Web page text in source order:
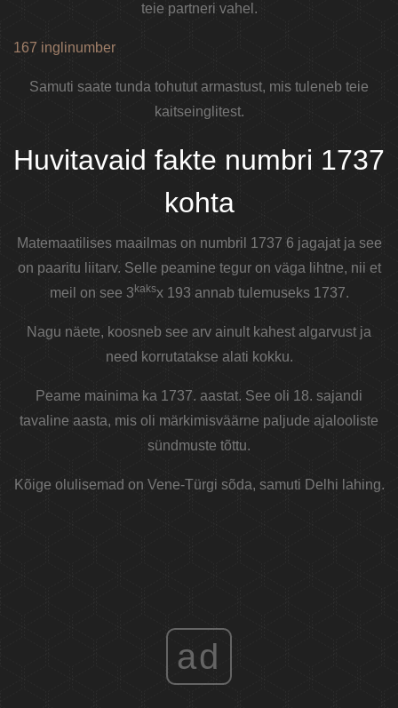
teie partneri vahel.
167 inglinumber
Samuti saate tunda tohutut armastust, mis tuleneb teie
kaitseinglitest.
Huvitavaid fakte numbri 1737
kohta
Matemaatilises maailmas on numbril 1737 6 jagajat ja see
on paaritu liitarv. Selle peamine tegur on väga lihtne, nii et
meil on see 3 kaksx 193 annab tulemuseks 1737.
Nagu näete, koosneb see arv ainult kahest algarvust ja
need korrutatakse alati kokku.
Peame mainima ka 1737. aastat. See oli 18. sajandi
tavaline aasta, mis oli märkimisväärne paljude ajalooliste
sündmuste tõttu.
Kõige olulisemad on Vene-Türgi sõda, samuti Delhi lahing.
ad